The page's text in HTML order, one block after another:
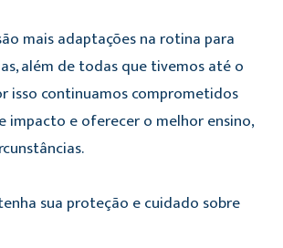
mais adaptações na rotina para
além de todas que tivemos até o
isso continuamos comprometidos
impacto e oferecer o melhor ensino,
sua proteção e cuidado sobre